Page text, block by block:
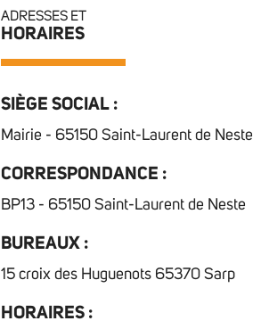
ADRESSES ET
HORAIRES
SIÈGE SOCIAL :
Mairie - 65150 Saint-Laurent de Neste
CORRESPONDANCE :
BP13 - 65150 Saint-Laurent de Neste
BUREAUX :
15 croix des Huguenots 65370 Sarp
HORAIRES :